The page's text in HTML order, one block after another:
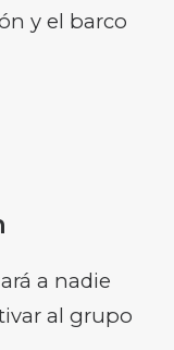
y el barco
a nadie
al grupo